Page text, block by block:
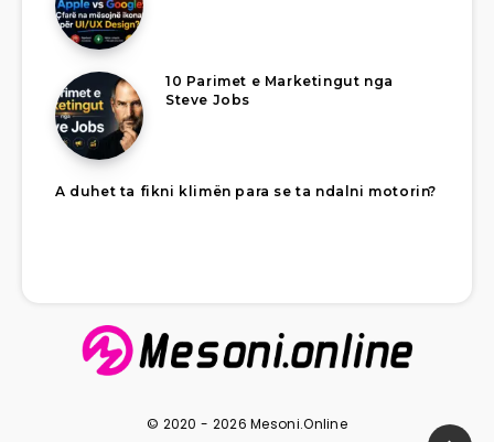
10 Parimet e Marketingut nga
Steve Jobs
A duhet ta fikni klimën para se ta ndalni motorin?
© 2020 - 2026 Mesoni.Online